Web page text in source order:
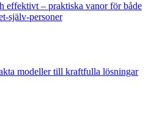
effektivt – praktiska vanor för både
modeller till kraftfulla lösningar